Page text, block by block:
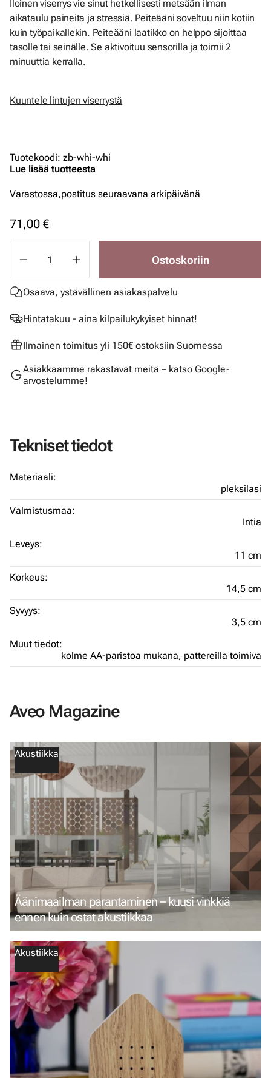
Iloinen viserrys vie sinut hetkellisesti metsään ilman
aikataulu paineita ja stressiä. Peiteääni soveltuu niin kotiin
kuin työpaikallekin. Peiteääni laatikko on helppo sijoittaa
tasolle tai seinälle. Se aktivoituu sensorilla ja toimii 2
minuuttia kerralla.
Kuuntele lintujen viserrystä
Tuotekoodi: zb-whi-whi
Lue lisää tuotteesta
Varastossa,postitus seuraavana arkipäivänä
71,00 €
Ostoskoriin
Osaava, ystävällinen asiakaspalvelu
Hintatakuu - aina kilpailukykyiset hinnat!
Ilmainen toimitus yli 150€ ostoksiin Suomessa
Asiakkaamme rakastavat meitä – katso Google-
arvostelumme!
Tekniset tiedot
Materiaali:
pleksilasi
Valmistusmaa:
Intia
Leveys:
11 cm
Korkeus:
14,5 cm
Syvyys:
3,5 cm
Muut tiedot:
kolme AA-paristoa mukana, pattereilla toimiva
Aveo Magazine
Akustiikka
Äänimaailman parantaminen – kuusi vinkkiä
ennen kuin ostat akustiikkaa
Akustiikka